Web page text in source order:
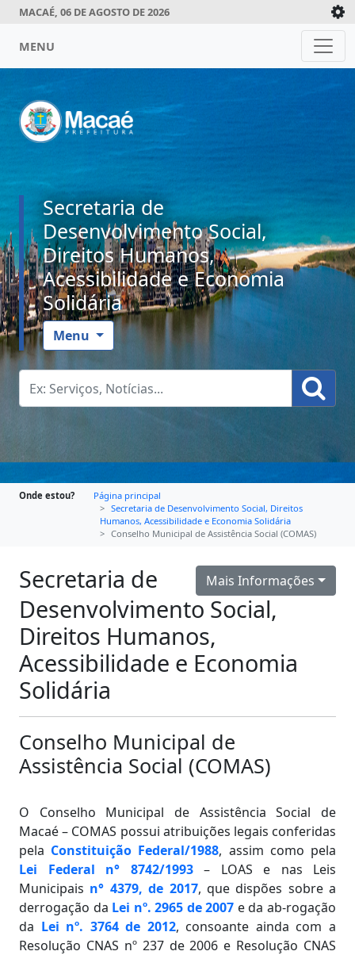
MACAÉ, 06 DE AGOSTO DE 2026
MENU
Secretaria de
Desenvolvimento Social,
Direitos Humanos,
Acessibilidade e Economia
Solidária
Menu
Onde estou?
Página principal
Secretaria de Desenvolvimento Social, Direitos
Humanos, Acessibilidade e Economia Solidária
Conselho Municipal de Assistência Social (COMAS)
Mais Informações
Secretaria de
Desenvolvimento Social,
Direitos Humanos,
Acessibilidade e Economia
Solidária
Conselho Municipal de
Assistência Social (COMAS)
O Conselho Municipal de Assistência Social de
Macaé – COMAS possui atribuições legais conferidas
pela Constituição Federal/1988, assim como pela
Lei Federal n° 8742/1993– LOAS e nas Leis
Municipais n° 4379, de 2017, que dispões sobre a
derrogação da Lei nº. 2965 de 2007 e da ab-rogação
da Lei nº. 3764 de 2012, consoante ainda com a
Resolução CNAS nº 237 de 2006 e Resolução CNAS